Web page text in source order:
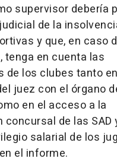
supervisor debería
de la
y que, en caso
tenga en cuenta las
de los clubes tanto
juez con el órgano
en el acceso a la
de las SAD
salarial de los
el informe.